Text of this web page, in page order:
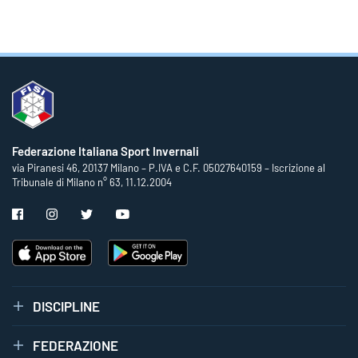
Federazione Italiana Sport Invernali
via Piranesi 46, 20137 Milano – P.IVA e C.F. 05027640159 – Iscrizione al
Tribunale di Milano n° 63, 11.12.2004
DISCIPLINE
FEDERAZIONE